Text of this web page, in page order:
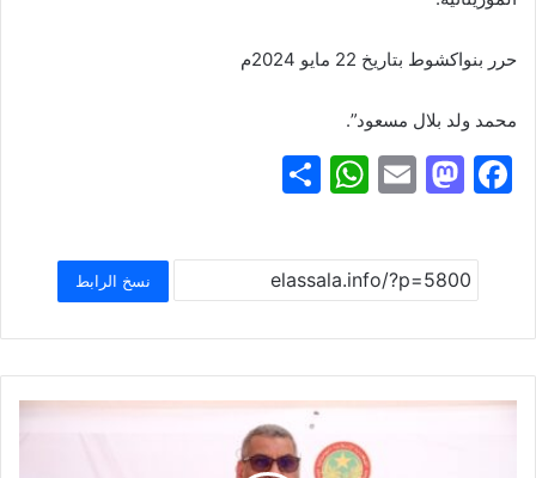
حرر بنواكشوط بتاريخ 22 مايو 2024م
محمد ولد بلال مسعود”.
F
c
e
b
o
o
M
st
o
d
o
n
E
ai
l
W
at
s
A
p
p
ar
e
نسخ الرابط